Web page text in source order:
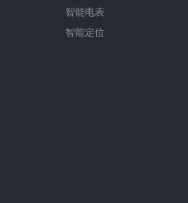
智能电表
智能定位